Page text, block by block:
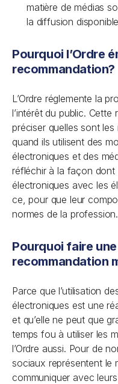
matière de médias
la diffusion
Pourquoi l’Ordre
recommandation?
L’Ordre réglemente la
l’intérêt du public.
préciser quelles sont
quand ils utilisent des
électroniques et des
réfléchir à la façon dont
électroniques avec les
ce, pour que leur
normes de la profession.
Pourquoi faire une
recommandation
Parce que l’utilisation
électroniques est une
et qu’elle ne peut que
temps fou à utiliser les
l’Ordre aussi. Pour de
sociaux représentent le
communiquer avec